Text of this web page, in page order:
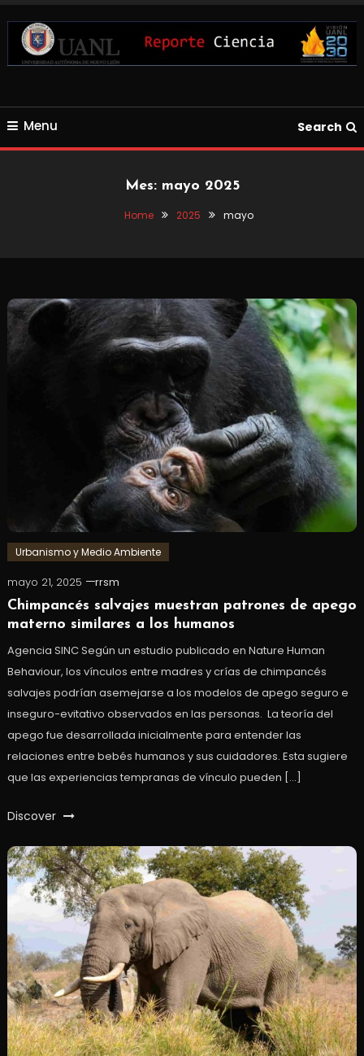
Content
Menu Search
Mes: mayo 2025
Home 2025 mayo
Urbanismo y Medio Ambiente
mayo 21, 2025
rrsm
Chimpancés salvajes muestran patrones de apego
materno similares a los humanos
Agencia SINC Según un estudio publicado en Nature Human
Behaviour, los vínculos entre madres y crías de chimpancés
salvajes podrían asemejarse a los modelos de apego seguro e
inseguro-evitativo observados en las personas. La teoría del
apego fue desarrollada inicialmente para entender las
relaciones entre bebés humanos y sus cuidadores. Esta sugiere
que las experiencias tempranas de vínculo pueden […]
Discover